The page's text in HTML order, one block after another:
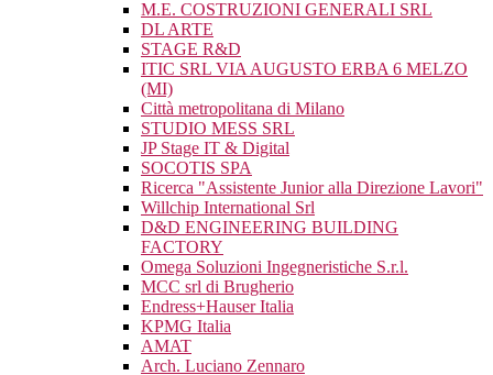
M.E. COSTRUZIONI GENERALI SRL
DL ARTE
STAGE R&D
ITIC SRL VIA AUGUSTO ERBA 6 MELZO
(MI)
Città metropolitana di Milano
STUDIO MESS SRL
JP Stage IT & Digital
SOCOTIS SPA
Ricerca "Assistente Junior alla Direzione Lavori"
Willchip International Srl
D&D ENGINEERING BUILDING
FACTORY
Omega Soluzioni Ingegneristiche S.r.l.
MCC srl di Brugherio
Endress+Hauser Italia
KPMG Italia
AMAT
Arch. Luciano Zennaro